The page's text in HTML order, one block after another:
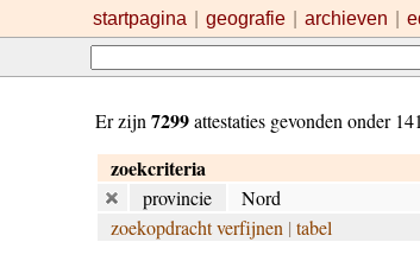
startpagina geografie archieven
Er zijn 7299attestaties gevonden onder
zoekcriteria
provincie
Nord
zoekopdracht verfijnen | tabel